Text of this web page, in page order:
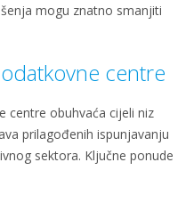
mogu znatno smanjiti
centre
centre obuhvaća cijeli niz
prilagođenih ispunjavanju
sektora. Ključne ponude